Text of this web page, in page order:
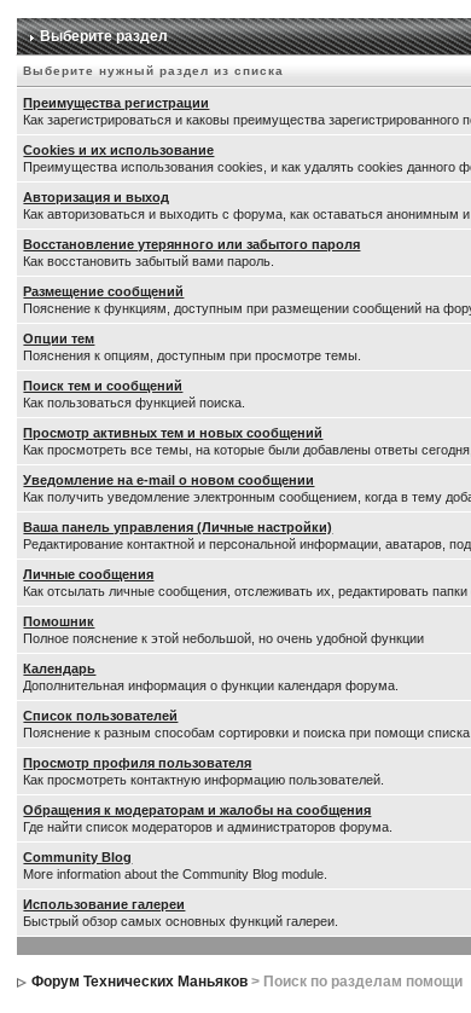
Выберите раздел
Выберите нужный раздел из списка
Преимущества регистрации
Как зарегистрироваться и каковы преимущества зарегистрированного
Cookies и их использование
Преимущества использования cookies, и как удалять cookies данного
Авторизация и выход
Как авторизоваться и выходить с форума, как оставаться анонимным
Восстановление утерянного или забытого пароля
Как восстановить забытый вами пароль.
Размещение сообщений
Пояснение к функциям, доступным при размещении сообщений на
Опции тем
Пояснения к опциям, доступным при просмотре темы.
Поиск тем и сообщений
Как пользоваться функцией поиска.
Просмотр активных тем и новых сообщений
Как просмотреть все темы, на которые были добавлены ответы
Уведомление на е-mail о новом сообщении
Как получить уведомление электронным сообщением, когда в тему
Ваша панель управления (Личные настройки)
Редактирование контактной и персональной информации, аватаров,
Личные сообщения
Как отсылать личные сообщения, отслеживать их, редактировать
Помошник
Полное пояснение к этой небольшой, но очень удобной функции
Календарь
Дополнительная информация о функции календаря форума.
Список пользователей
Пояснение к разным способам сортировки и поиска при помощи списка
Просмотр профиля пользователя
Как просмотреть контактную информацию пользователей.
Обращения к модераторам и жалобы на сообщения
Где найти список модераторов и администраторов форума.
Community Blog
More information about the Community Blog module.
Использование галереи
Быстрый обзор самых основных функций галереи.
Форум Технических Маньяков > Поиск по разделам помощи